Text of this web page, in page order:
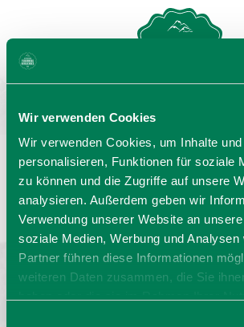
Wir verwenden Cookies
Wir verwenden Cookies, um Inhalte
personalisieren, Funktionen für soziale
zu können und die Zugriffe auf unsere
analysieren. Außerdem geben wir
Verwendung unserer Website an
soziale Medien, Werbung und Analysen
Partner führen diese Informationen
weiteren Daten zusammen, die Sie
Sprache wählen: DE EN
Barrierefrei reisen Filmregion
Kontakt
Impressum
Erklärung zur
Bayern - traditionell anders